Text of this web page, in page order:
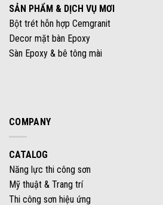
SẢN PHẨM & DỊCH VỤ MƠI
Bột trét hỗn hợp Cemgranit
Decor mặt bàn Epoxy
Sàn Epoxy & bê tông mài
COMPANY
CATALOG
Năng lực thi công sơn
Mỹ thuật & Trang trí
Thi công sơn hiệu ứng